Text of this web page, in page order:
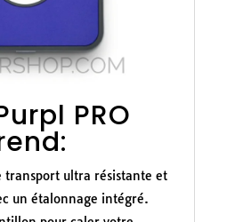
PRO
transport ultra résistante et
un étalonnage intégré.